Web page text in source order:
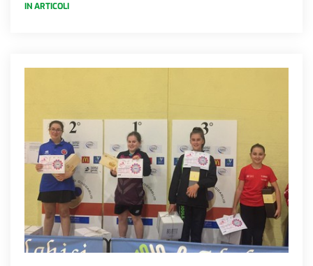
IN ARTICOLI